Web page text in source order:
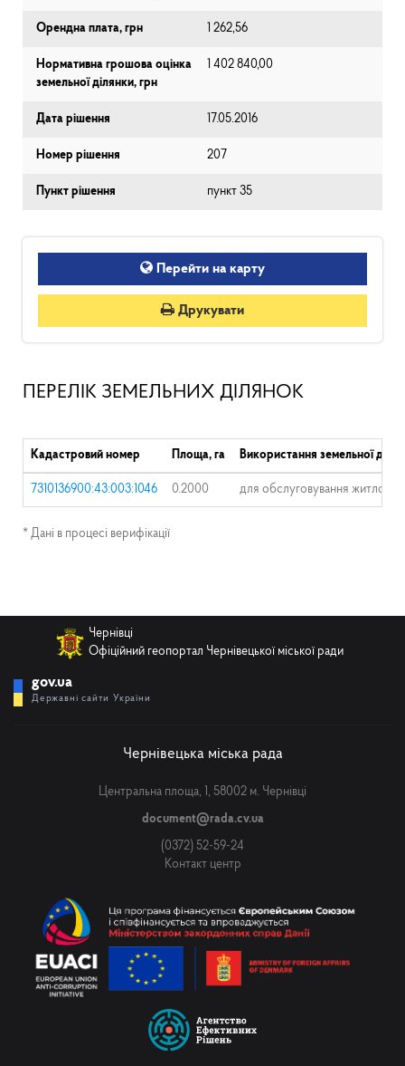
Орендна плата, грн 1 262,56
Нормативна грошова оцінка
земельної ділянки, грн
1 402 840,00
Дата рішення 17.05.2016
Номер рішення 207
Пункт рішення пункт 35
Перейти на карту
Друкувати
ПЕРЕЛІК ЗЕМЕЛЬНИХ ДІЛЯНОК
Кадастровий номер Площа, га Використання земельної
7310136900:43:003:1046 0.2000 для обслуговування
* Дані в процесі верифікації
Чернівці
Офіційний геопортал Чернівецької міської ради
gov.ua
Державні сайти України
Чернівецька міська рада
Центральна площа, 1, 58002 м. Чернівці
document@rada.cv.ua
(0372) 52-59-24
Контакт центр